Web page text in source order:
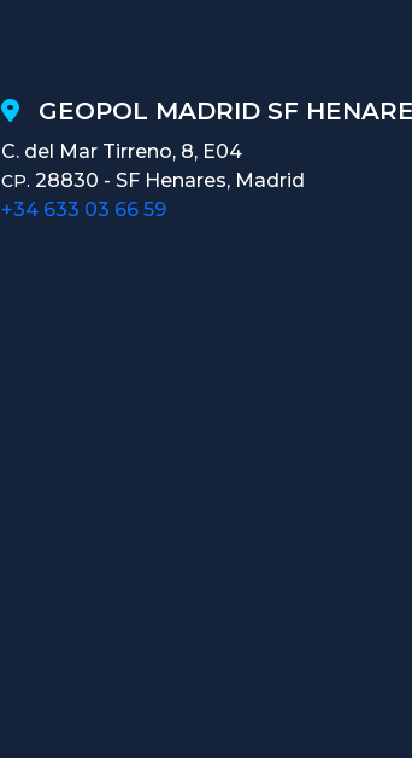
GEOPOL MADRID SF
C. del Mar Tirreno, 8, E04
CP. 28830 - SF Henares, Madrid
+34 633 03 66 59